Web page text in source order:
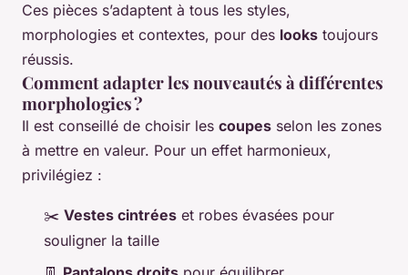
Ces pièces s’adaptent à tous les styles,
morphologies et contextes, pour des looks toujours
réussis.
Comment adapter les nouveautés à différentes
morphologies ?
Il est conseillé de choisir les coupes selon les zones
à mettre en valeur. Pour un effet harmonieux,
privilégiez :
✂️ Vestes cintrées et robes évasées pour
souligner la taille